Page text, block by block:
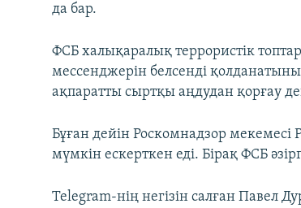
да бар.
ФСБ халықаралық террористік
мессенджерін белсенді
ақпаратты сыртқы аңдудан қорғау
Бұған дейін Роскомнадзор мекемесі
мүмкін ескерткен еді. Бірақ ФСБ
Telegram-нің негізін салған Павел